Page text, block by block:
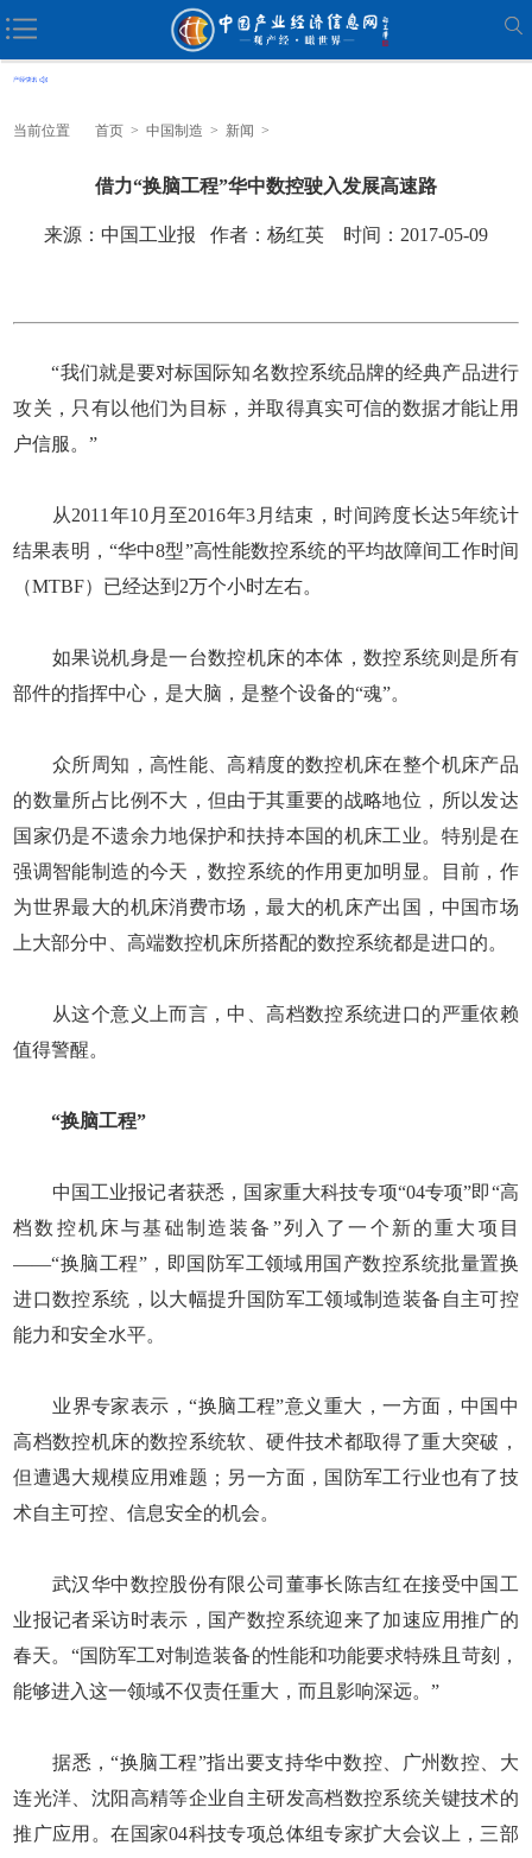
当前位置 首页 > 中国制造 > 新闻 >
借力“换脑工程”华中数控驶入发展高速路
来源：中国工业报 作者：杨红英 时间：2017-05-09
“我们就是要对标国际知名数控系统品牌的经典产品进行
攻关，只有以他们为目标，并取得真实可信的数据才能让用
户信服。”
从2011年10月至2016年3月结束，时间跨度长达5年统计
结果表明，“华中8型”高性能数控系统的平均故障间工作时间
（MTBF）已经达到2万个小时左右。
如果说机身是一台数控机床的本体，数控系统则是所有
部件的指挥中心，是大脑，是整个设备的“魂”。
众所周知，高性能、高精度的数控机床在整个机床产品
的数量所占比例不大，但由于其重要的战略地位，所以发达
国家仍是不遗余力地保护和扶持本国的机床工业。特别是在
强调智能制造的今天，数控系统的作用更加明显。目前，作
为世界最大的机床消费市场，最大的机床产出国，中国市场
上大部分中、高端数控机床所搭配的数控系统都是进口的。
从这个意义上而言，中、高档数控系统进口的严重依赖
值得警醒。
“换脑工程”
中国工业报记者获悉，国家重大科技专项“04专项”即“高
档数控机床与基础制造装备”列入了一个新的重大项目
——“换脑工程”，即国防军工领域用国产数控系统批量置换
进口数控系统，以大幅提升国防军工领域制造装备自主可控
能力和安全水平。
业界专家表示，“换脑工程”意义重大，一方面，中国中
高档数控机床的数控系统软、硬件技术都取得了重大突破，
但遭遇大规模应用难题；另一方面，国防军工行业也有了技
术自主可控、信息安全的机会。
武汉华中数控股份有限公司董事长陈吉红在接受中国工
业报记者采访时表示，国产数控系统迎来了加速应用推广的
春天。“国防军工对制造装备的性能和功能要求特殊且苛刻，
能够进入这一领域不仅责任重大，而且影响深远。”
据悉，“换脑工程”指出要支持华中数控、广州数控、大
连光洋、沈阳高精等企业自主研发高档数控系统关键技术的
推广应用。在国家04科技专项总体组专家扩大会议上，三部